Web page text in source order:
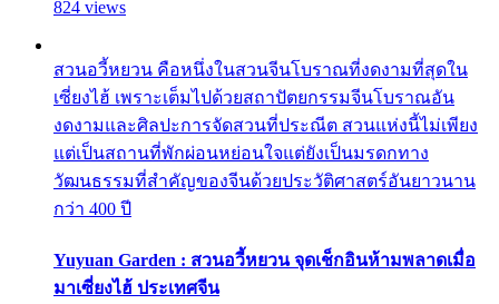
824 views
สวนอวี้หยวน คือหนึ่งในสวนจีนโบราณที่งดงามที่สุดใน
เซี่ยงไฮ้ เพราะเต็มไปด้วยสถาปัตยกรรมจีนโบราณอัน
งดงามและศิลปะการจัดสวนที่ประณีต สวนแห่งนี้ไม่เพียง
แต่เป็นสถานที่พักผ่อนหย่อนใจแต่ยังเป็นมรดกทาง
วัฒนธรรมที่สำคัญของจีนด้วยประวัติศาสตร์อันยาวนาน
กว่า 400 ปี
Yuyuan Garden : สวนอวี้หยวน จุดเช็กอินห้ามพลาดเมื่อ
มาเซี่ยงไฮ้ ประเทศจีน